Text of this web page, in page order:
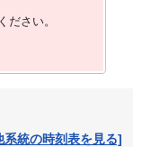
ださい。
統の時刻表を見る]